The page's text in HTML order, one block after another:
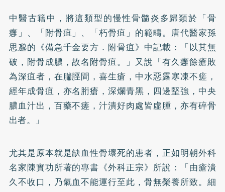
中醫古籍中，將這類型的慢性骨髓炎多歸類於「骨
癰」、「附骨疽」、「朽骨疽」的範疇。唐代醫家孫
思邈的《備急千金要方．附骨疽》中記載：「以其無
破，附骨成膿，故名附骨疽。」又說「有久癰餘瘡敗
為深疽者，在腨脛間，喜生瘡，中水惡露寒凍不瘥，
經年成骨疽，亦名胻瘡，深爛青黑，四邊堅強，中央
膿血汁出，百藥不瘥，汁潰好肉處皆虛腫，亦有碎骨
出者。」
尤其是原本就是缺血性骨壞死的患者，正如明朝外科
名家陳實功所著的專書《外科正宗》所說：「由瘡潰
久不收口，乃氣血不能運行至此，骨無榮養所致。細